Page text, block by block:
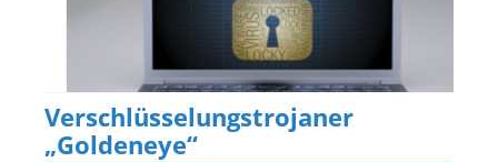
Verschlüsselungstrojaner
„Goldeneye“